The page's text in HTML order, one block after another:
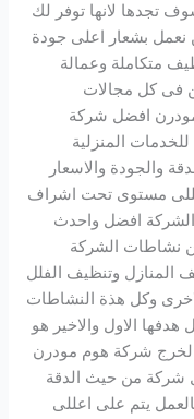
لانها توفر لك
بشعار اعلى جودة
متكاملة وعمالة
كل مجالات
افضل شركة
المنزلية
والجودة والاسعار
مستوى تحت اشراف
افضل واحدث
نشاطات الشركة
وتنظيف الفلل
وكل هذة النشاطات
الاول والاخير هو
شركة هوم مودرن
شركة من حيث الدقة
يتم على اعللى